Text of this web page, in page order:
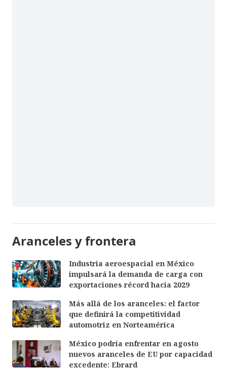
Aranceles y frontera
Industria aeroespacial en México
impulsará la demanda de carga con
exportaciones récord hacia 2029
Más allá de los aranceles: el factor
que definirá la competitividad
automotriz en Norteamérica
México podría enfrentar en agosto
nuevos aranceles de EU por capacidad
excedente: Ebrard